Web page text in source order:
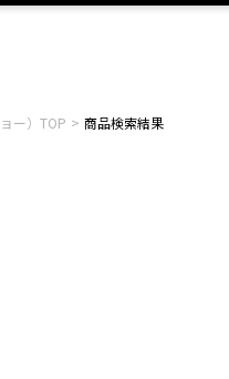
ー）TOP 商品検索結果